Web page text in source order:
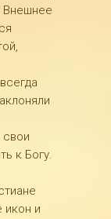
Внешнее
свои
к Богу.
и